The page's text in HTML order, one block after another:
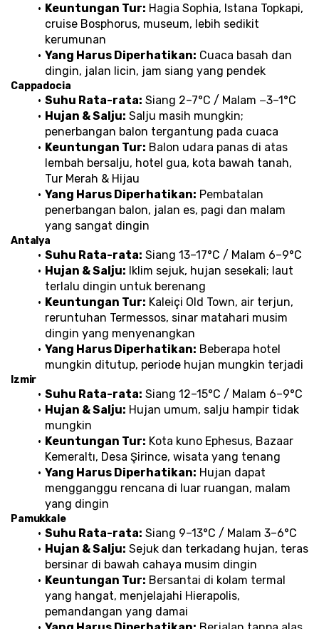
Keuntungan Tur: Hagia Sophia, Istana Topkapi,
cruise Bosphorus, museum, lebih sedikit
kerumunan
Yang Harus Diperhatikan: Cuaca basah dan
dingin, jalan licin, jam siang yang pendek
Cappadocia
Suhu Rata-rata: Siang 2–7°C / Malam −3–1°C
Hujan & Salju: Salju masih mungkin;
penerbangan balon tergantung pada cuaca
Keuntungan Tur: Balon udara panas di atas
lembah bersalju, hotel gua, kota bawah tanah,
Tur Merah & Hijau
Yang Harus Diperhatikan: Pembatalan
penerbangan balon, jalan es, pagi dan malam
yang sangat dingin
Antalya
Suhu Rata-rata: Siang 13–17°C / Malam 6–9°C
Hujan & Salju: Iklim sejuk, hujan sesekali; laut
terlalu dingin untuk berenang
Keuntungan Tur: Kaleiçi Old Town, air terjun,
reruntuhan Termessos, sinar matahari musim
dingin yang menyenangkan
Yang Harus Diperhatikan: Beberapa hotel
mungkin ditutup, periode hujan mungkin terjadi
Izmir
Suhu Rata-rata: Siang 12–15°C / Malam 6–9°C
Hujan & Salju: Hujan umum, salju hampir tidak
mungkin
Keuntungan Tur: Kota kuno Ephesus, Bazaar
Kemeraltı, Desa Şirince, wisata yang tenang
Yang Harus Diperhatikan: Hujan dapat
mengganggu rencana di luar ruangan, malam
yang dingin
Pamukkale
Suhu Rata-rata: Siang 9–13°C / Malam 3–6°C
Hujan & Salju: Sejuk dan terkadang hujan, teras
bersinar di bawah cahaya musim dingin
Keuntungan Tur: Bersantai di kolam termal
yang hangat, menjelajahi Hierapolis,
pemandangan yang damai